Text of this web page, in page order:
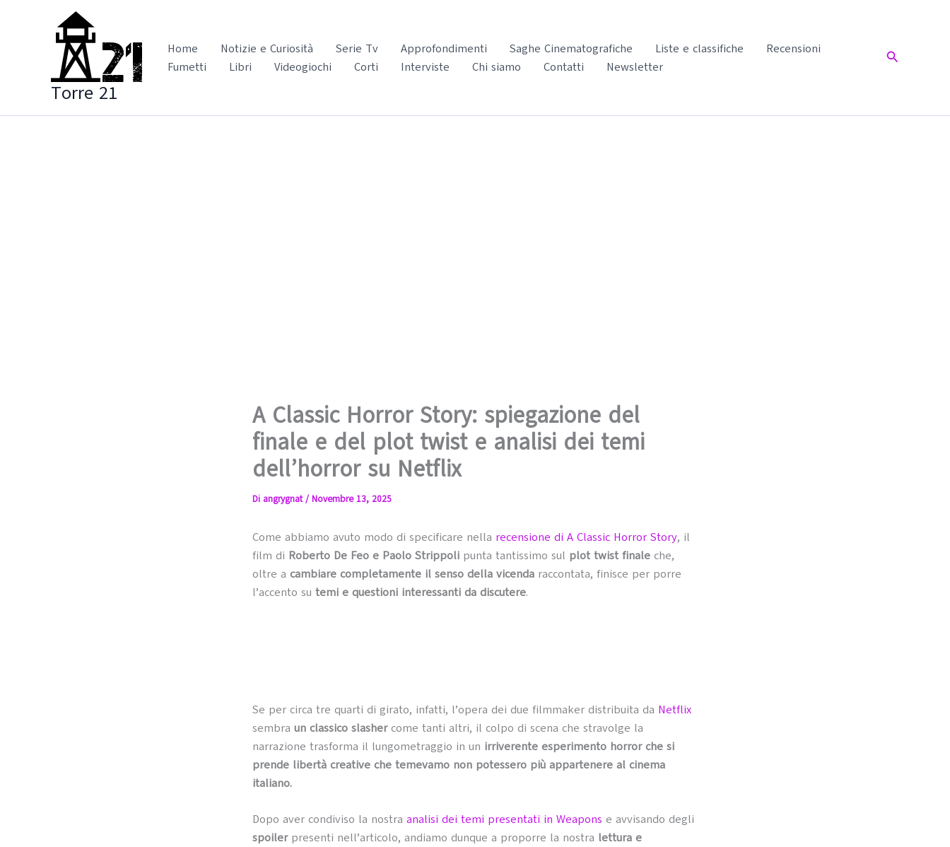
Torre 21
Home Notizie e Curiosità Serie Tv Approfondimenti Saghe Cinematografiche Liste e classifiche
Recensioni
Fumetti
Libri Videogiochi Corti Interviste Chi siamo Contatti Newsletter
Cerca
A Classic Horror Story: spiegazione del
finale e del plot twist e analisi dei temi
dell’horror su Netflix
Di angrygnat/ Novembre 13, 2025
Come abbiamo avuto modo di specificare nella recensione di A Classic Horror Story, il
film di Roberto De Feo e Paolo Strippoli punta tantissimo sul plot twist finale che,
oltre a cambiare completamente il senso della vicenda raccontata, finisce per porre
l’accento su temi e questioni interessanti da discutere.
Se per circa tre quarti di girato, infatti, l’opera dei due filmmaker distribuita da Netflix
sembra un classico slashercome tanti altri, il colpo di scena che stravolge la
narrazione trasforma il lungometraggio in un irriverente esperimento horror che si
prende libertà creative che temevamo non potessero più appartenere al cinema
italiano.
Dopo aver condiviso la nostra analisi dei temi presentati in Weapons e avvisando degli
spoilerpresenti nell’articolo, andiamo dunque a proporre la nostra lettura e